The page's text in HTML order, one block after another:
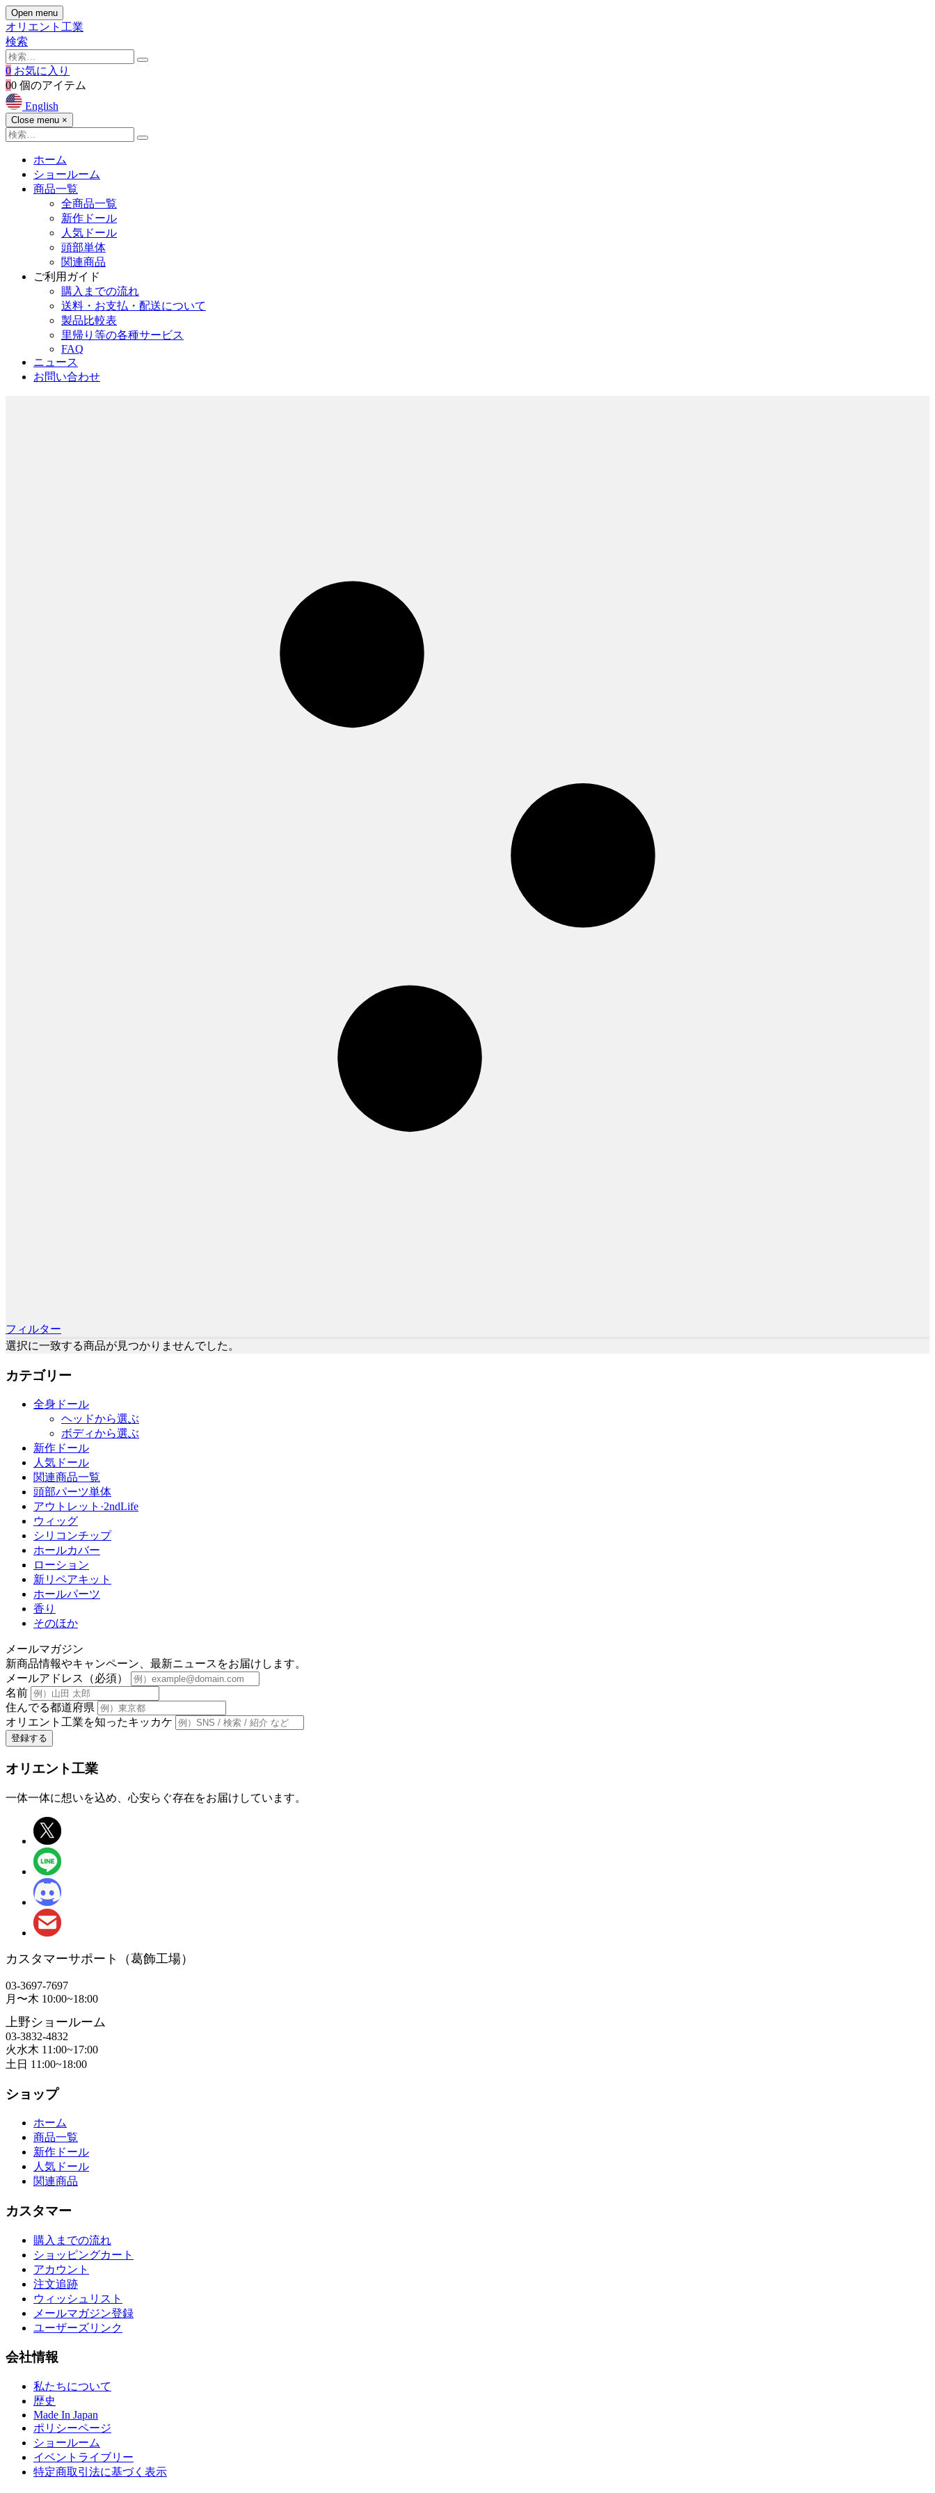
Open menu
オリエント工業
検索
0 お気に入り
00 個のアイテム
English
Close menu ×
ホーム
ショールーム
商品一覧
全商品一覧
新作ドール
人気ドール
頭部単体
関連商品
ご利用ガイド
購入までの流れ
送料・お支払・配送について
製品比較表
里帰り等の各種サービス
FAQ
ニュース
お問い合わせ
フィルター
選択に一致する商品が見つかりませんでした。
カテゴリー
全身ドール
ヘッドから選ぶ
ボディから選ぶ
新作ドール
人気ドール
関連商品一覧
頭部パーツ単体
アウトレット·2ndLife
ウィッグ
シリコンチップ
ホールカバー
ローション
新リペアキット
ホールパーツ
香り
そのほか
メールマガジン
新商品情報やキャンペーン、最新ニュースをお届けします。
メールアドレス（必須）
名前
住んでる都道府県
オリエント工業を知ったキッカケ
オリエント工業
一体一体に想いを込め、心安らぐ存在をお届けしています。
カスタマーサポート（葛飾工場）
03-3697-7697
月〜木 10:00~18:00
上野ショールーム
03-3832-4832
火水木 11:00~17:00
土日 11:00~18:00
ショップ
ホーム
商品一覧
新作ドール
人気ドール
関連商品
カスタマー
購入までの流れ
ショッピングカート
アカウント
注文追跡
ウィッシュリスト
メールマガジン登録
ユーザーズリンク
会社情報
私たちについて
歴史
Made In Japan
ポリシーページ
ショールーム
イベントライブリー
特定商取引法に基づく表示